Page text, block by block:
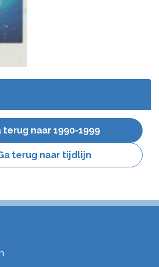
terug naar 1990-1999
terug naar tijdlijn